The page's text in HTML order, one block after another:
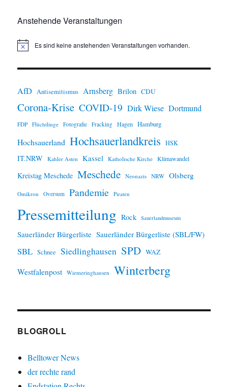
Anstehende Veranstaltungen
H
w
s
Es sind keine anstehenden Veranstaltungen vorhanden.
AfD Antisemitismus Arnsberg Brilon CDU
Corona-Krise COVID-19 Dirk Wiese Dortmund
FDP Flüchtlinge Fotografie Fracking Hagen Hamburg
Hochsauerland Hochsauerlandkreis HSK
IT.NRW Kahler Asten Kassel Katholische Kirche Klimawandel
Kreistag Meschede Meschede Neonazis NRW Olsberg
Omikron Oversum Pandemie Piraten
Pressemitteilung Rock Sauerlandmuseum
Sauerländer Bürgerliste Sauerländer Bürgerliste (SBL/FW)
SBL Schnee Siedlinghausen SPD WAZ
Westfalenpost Wiemeringhausen Winterberg
BLOGROLL
Belltower News
der rechte rand